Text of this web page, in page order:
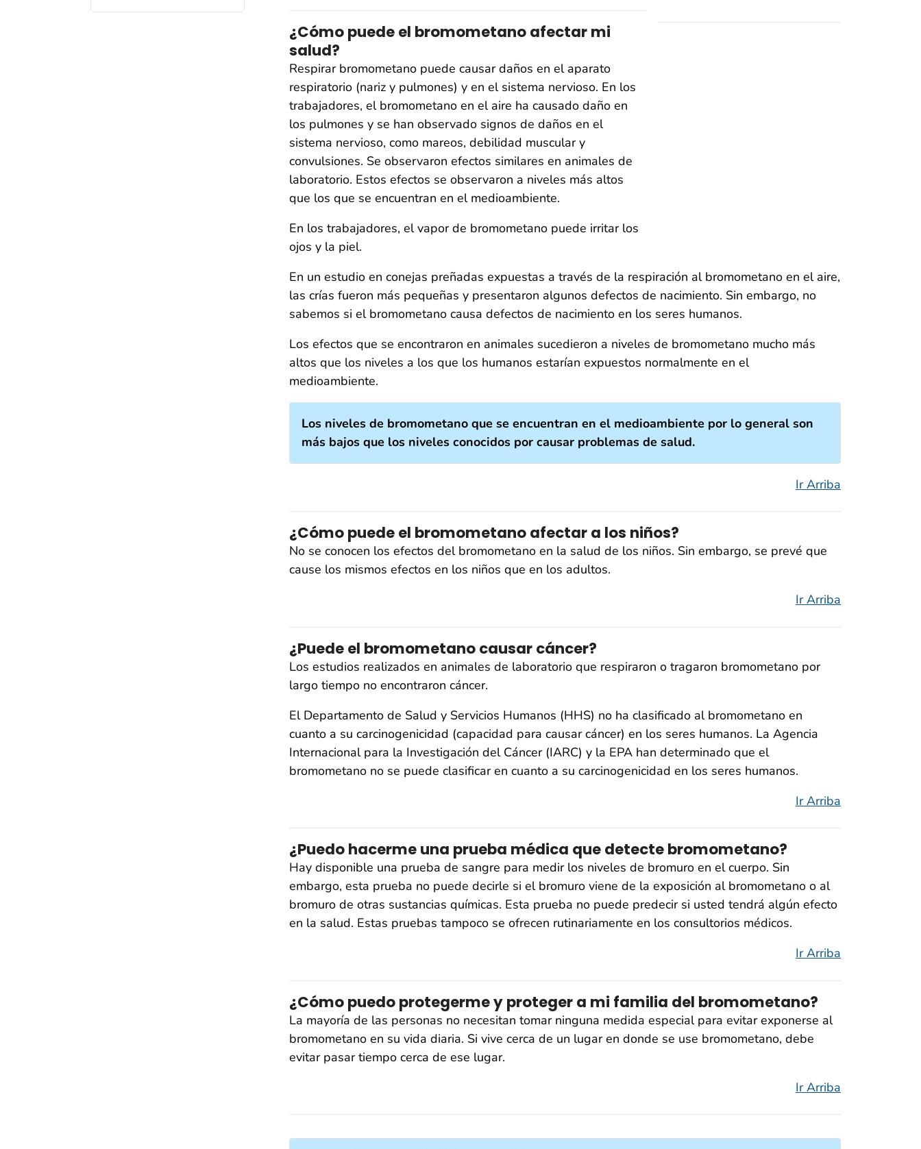
¿Cómo puede el bromometano afectar mi
salud?
Respirar bromometano puede causar daños en el aparato
respiratorio (nariz y pulmones) y en el sistema nervioso. En los
trabajadores, el bromometano en el aire ha causado daño en
los pulmones y se han observado signos de daños en el
sistema nervioso, como mareos, debilidad muscular y
convulsiones. Se observaron efectos similares en animales de
laboratorio. Estos efectos se observaron a niveles más altos
que los que se encuentran en el medioambiente.
En los trabajadores, el vapor de bromometano puede irritar los
ojos y la piel.
En un estudio en conejas preñadas expuestas a través de la respiración al bromometano en el aire,
las crías fueron más pequeñas y presentaron algunos defectos de nacimiento. Sin embargo, no
sabemos si el bromometano causa defectos de nacimiento en los seres humanos.
Los efectos que se encontraron en animales sucedieron a niveles de bromometano mucho más
altos que los niveles a los que los humanos estarían expuestos normalmente en el
medioambiente.
Los niveles de bromometano que se encuentran en el medioambiente por lo general son
más bajos que los niveles conocidos por causar problemas de salud.
Ir Arriba
¿Cómo puede el bromometano afectar a los niños?
No se conocen los efectos del bromometano en la salud de los niños. Sin embargo, se prevé que
cause los mismos efectos en los niños que en los adultos.
Ir Arriba
¿Puede el bromometano causar cáncer?
Los estudios realizados en animales de laboratorio que respiraron o tragaron bromometano por
largo tiempo no encontraron cáncer.
El Departamento de Salud y Servicios Humanos (HHS) no ha clasificado al bromometano en
cuanto a su carcinogenicidad (capacidad para causar cáncer) en los seres humanos. La Agencia
Internacional para la Investigación del Cáncer (IARC) y la EPA han determinado que el
bromometano no se puede clasificar en cuanto a su carcinogenicidad en los seres humanos.
Ir Arriba
¿Puedo hacerme una prueba médica que detecte bromometano?
Hay disponible una prueba de sangre para medir los niveles de bromuro en el cuerpo. Sin
embargo, esta prueba no puede decirle si el bromuro viene de la exposición al bromometano o al
bromuro de otras sustancias químicas. Esta prueba no puede predecir si usted tendrá algún efecto
en la salud. Estas pruebas tampoco se ofrecen rutinariamente en los consultorios médicos.
Ir Arriba
¿Cómo puedo protegerme y proteger a mi familia del bromometano?
La mayoría de las personas no necesitan tomar ninguna medida especial para evitar exponerse al
bromometano en su vida diaria. Si vive cerca de un lugar en donde se use bromometano, debe
evitar pasar tiempo cerca de ese lugar.
Ir Arriba